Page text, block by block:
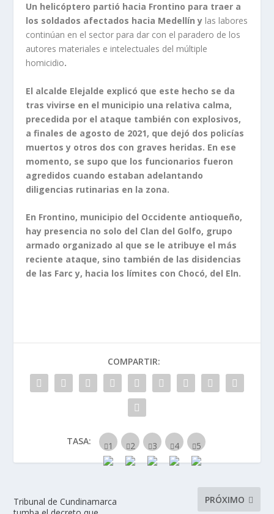
Un helicóptero partió hacia Frontino para traer a
los soldados afectados hacia Medellín y las labores
continúan en el sector para dar con el paradero de los
autores materiales e intelectuales del múltiple
homicidio.
El alcalde Elejalde explicó que este hecho se da
tras vivirse en el municipio una relativa calma,
precedida por el ataque también con explosivos,
a finales de agosto de 2021, que dejó dos policías
muertos y otros dos con graves heridas. En ese
momento, se supo que los funcionarios fueron
agredidos cuando estaban adelantando
diligencias rutinarias en la zona.
En Frontino, municipio del Occidente antioqueño,
hay presencia no solo del Clan del Golfo, grupo
armado organizado al que se le atribuye el más
reciente ataque, sino también de las disidencias
de las Farc y, hacia los límites con Chocó, del Eln.
COMPARTIR:
TASA:
Tribunal de Cundinamarca
PRÓXIMO